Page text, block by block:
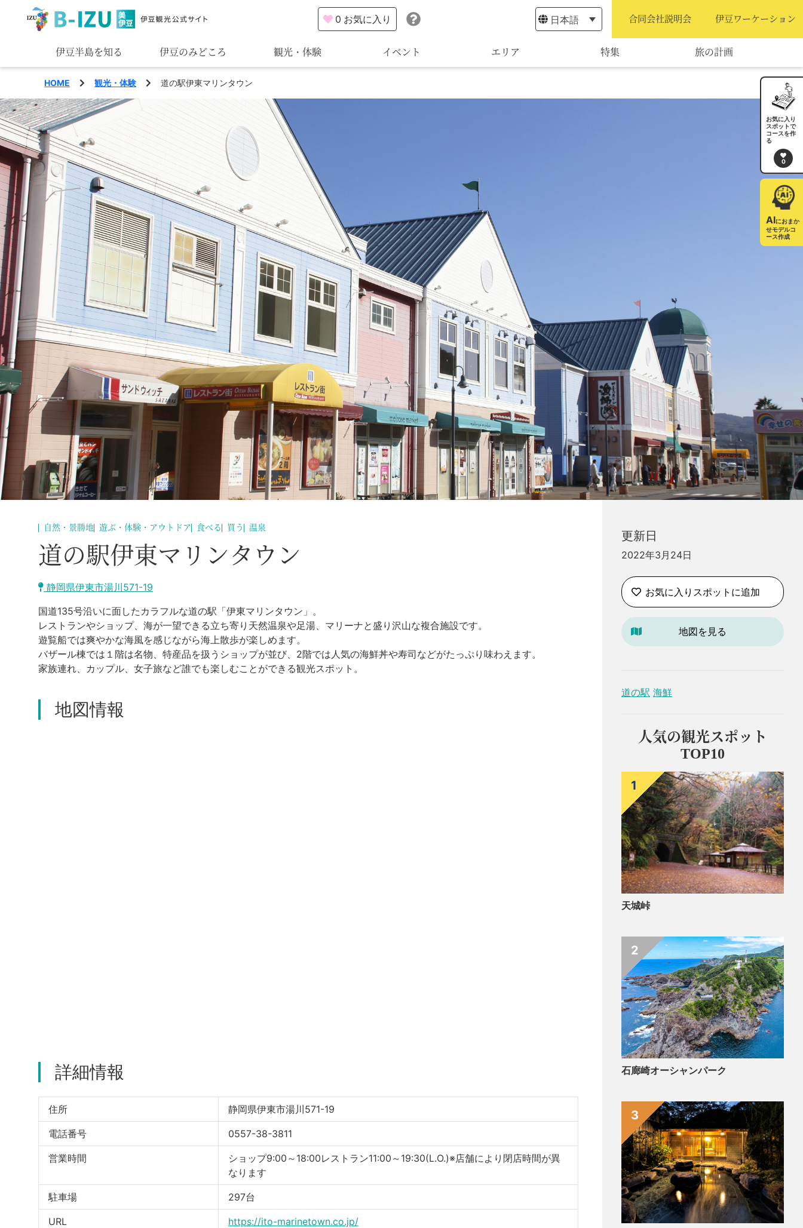
伊豆半島を知る 伊豆のみどころ
みる
あそぶ
あじわう
観光・体験 イベント エリア 特集 旅の計画
AIルートプランナー
日本語 合同会社説明会 伊豆ワーケーション
0 お気に入り
HOME 観光・体験 道の駅伊東マリンタウン
自然・景勝地 遊ぶ・体験・アウトドア 食べる 買う 温泉
道の駅伊東マリンタウン
静岡県伊東市湯川571-19
国道135号沿いに面したカラフルな道の駅「伊東マリンタウン」。
レストランやショップ、海が一望できる立ち寄り天然温泉や足湯、マリーナと盛り沢山な複合施設です。
遊覧船では爽やかな海風を感じながら海上散歩が楽しめます。
バザール棟では１階は名物、特産品を扱うショップが並び、2階では人気の海鮮丼や寿司などがたっぷり味わえます。
家族連れ、カップル、女子旅など誰でも楽しむことができる観光スポット。
地図情報
詳細情報
住所 静岡県伊東市湯川571-19
電話番号 0557-38-3811
営業時間
ショップ9:00～18:00レストラン11:00～19:30(L.O.)※店舗により閉店時間が異
なります
駐車場 297台
URL https://ito-marinetown.co.jp/
更新日
2022年3月24日
お気に入りスポットに追加
地図を見る
道の駅 海鮮
人気の観光スポット
TOP10
天城峠
1
石廊崎オーシャンパーク
2
3
お気に入り
スポットで
コースを作
る
0
AIにおまか
せモデルコ
ース作成